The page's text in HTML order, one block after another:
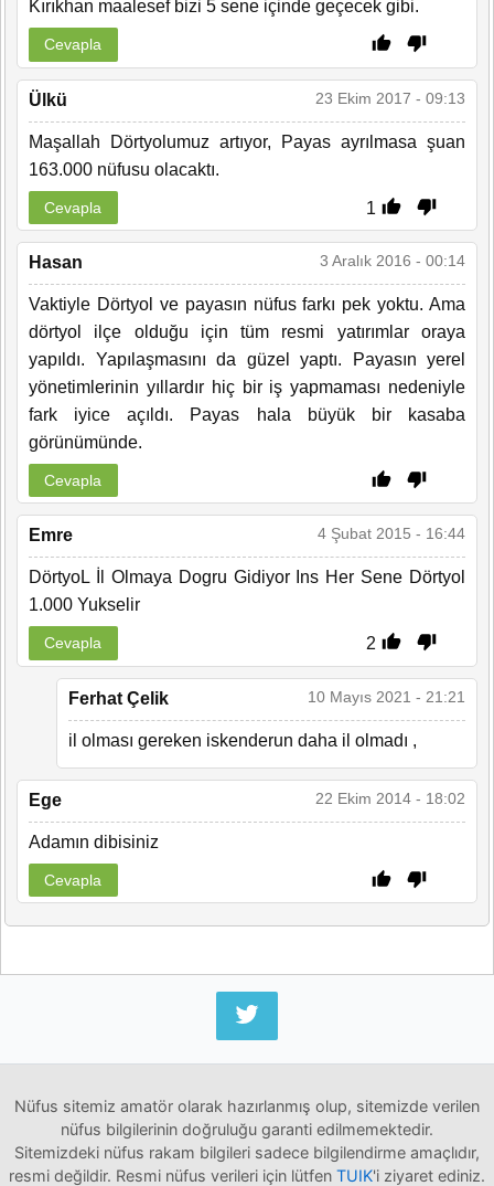
Kırıkhan maalesef bizi 5 sene içinde geçecek gibi.
Cevapla
Ülkü 23 Ekim 2017 - 09:13
Maşallah Dörtyolumuz artıyor, Payas ayrılmasa şuan
163.000 nüfusu olacaktı.
1
Cevapla
Hasan 3 Aralık 2016 - 00:14
Vaktiyle Dörtyol ve payasın nüfus farkı pek yoktu. Ama
dörtyol ilçe olduğu için tüm resmi yatırımlar oraya
yapıldı. Yapılaşmasını da güzel yaptı. Payasın yerel
yönetimlerinin yıllardır hiç bir iş yapmaması nedeniyle
fark iyice açıldı. Payas hala büyük bir kasaba
görünümünde.
Cevapla
Emre 4 Şubat 2015 - 16:44
DörtyoL İl Olmaya Dogru Gidiyor Ins Her Sene Dörtyol
1.000 Yukselir
2
Cevapla
Ferhat Çelik 10 Mayıs 2021 - 21:21
il olması gereken iskenderun daha il olmadı ,
Ege 22 Ekim 2014 - 18:02
Adamın dibisiniz
Cevapla
Nüfus sitemiz amatör olarak hazırlanmış olup, sitemizde verilen
nüfus bilgilerinin doğruluğu garanti edilmemektedir.
Sitemizdeki nüfus rakam bilgileri sadece bilgilendirme amaçlıdır,
resmi değildir. Resmi nüfus verileri için lütfen TUIK'i ziyaret ediniz.